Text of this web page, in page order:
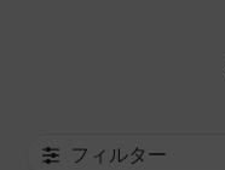
フィルター